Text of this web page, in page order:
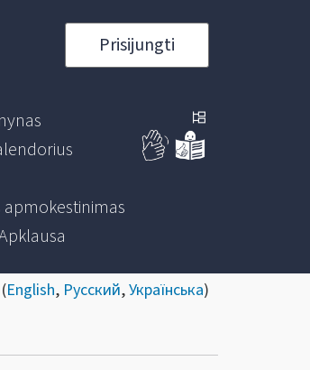
Prisijungti
English, Русский,Українська)